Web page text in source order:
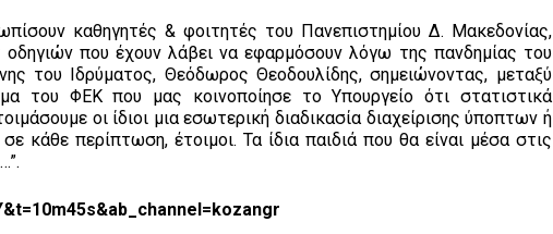
καθηγητές & φοιτητές του Πανεπιστημίου Δ. Μακεδονίας,
που έχουν λάβει να εφαρμόσουν λόγω της πανδημίας του
του Ιδρύματος, Θεόδωρος Θεοδουλίδης, σημειώνοντας, μεταξύ
του ΦΕΚ που μας κοινοποίησε το Υπουργείο ότι στατιστικά
οι ίδιοι μια εσωτερική διαδικασία διαχείρισης ύποπτων ή
κάθε περίπτωση, έτοιμοι. Τα ίδια παιδιά που θα είναι μέσα στις